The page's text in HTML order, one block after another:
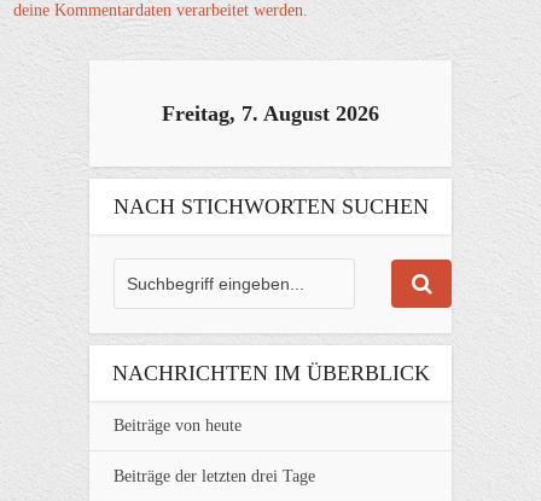
deine Kommentardaten verarbeitet werden.
Freitag, 7. August 2026
NACH STICHWORTEN SUCHEN
NACHRICHTEN IM ÜBERBLICK
Beiträge von heute
Beiträge der letzten drei Tage